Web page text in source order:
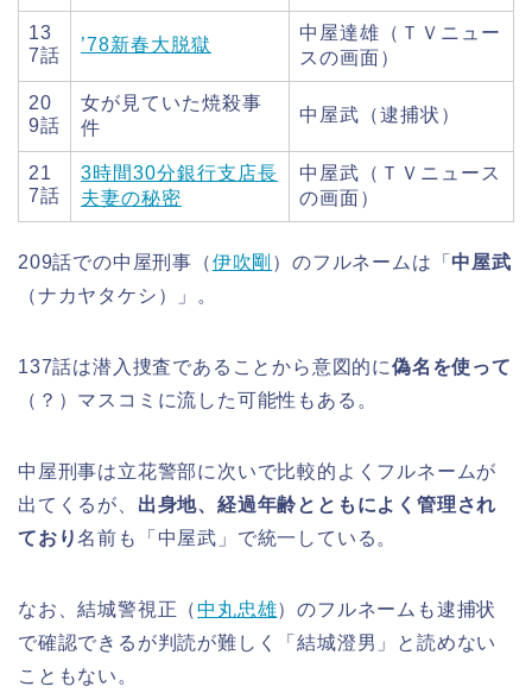
13
7話
’78新春大脱獄
中屋達雄（ＴＶニュー
スの画面）
20
9話
女が見ていた焼殺事
件
中屋武（逮捕状）
21
7話
3時間30分銀行支店長
夫妻の秘密
中屋武（ＴＶニュース
の画面）
209話での中屋刑事（伊吹剛 ）のフルネームは「 中屋武
（ナカヤタケシ）」。
137話は潜入捜査であることから意図的に偽名を使って
（？）マスコミに流した可能性もある。
中屋刑事は立花警部に次いで比較的よくフルネームが
出てくるが、 出身地、経過年齢とともによく管理され
ており名前も「中屋武」で統一している。
なお、結城警視正（中丸忠雄）のフルネームも逮捕状
で確認できるが判読が難しく「結城澄男」と読めない
こともない。